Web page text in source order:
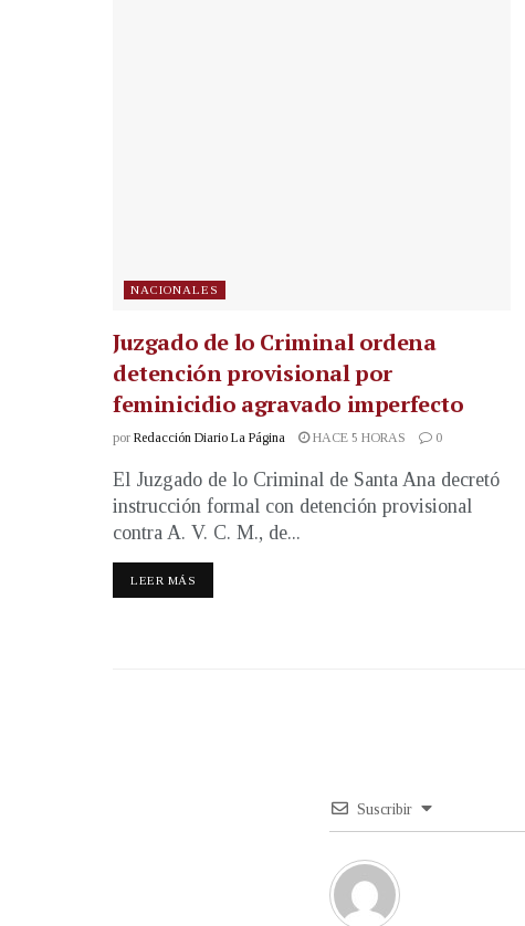
NACIONALES
Juzgado de lo Criminal ordena
detención provisional por
feminicidio agravado imperfecto
por Redacción Diario La Página HACE 5 HORAS 0
El Juzgado de lo Criminal de Santa Ana decretó
instrucción formal con detención provisional
contra A. V. C. M., de...
LEER MÁS
Suscribir